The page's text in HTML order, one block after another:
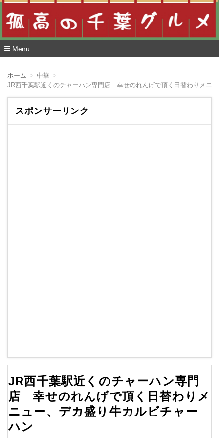
Menu
ホーム
中華
JR西千葉駅近くのチャーハン専門店 幸せのれんげで頂く日替わりメニ
スポンサーリンク
JR西千葉駅近くのチャーハン専門
店 幸せのれんげで頂く日替わりメ
ニュー、デカ盛り牛カルビチャー
ハン